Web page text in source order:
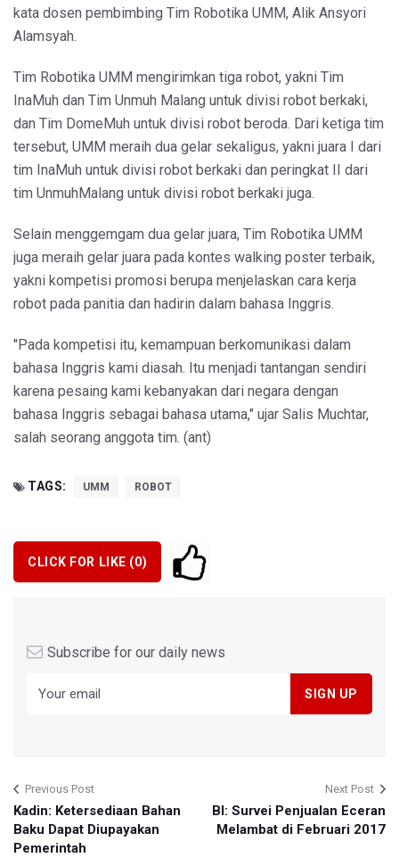
kata dosen pembimbing Tim Robotika UMM, Alik Ansyori
Alamsyah.
Tim Robotika UMM mengirimkan tiga robot, yakni Tim
InaMuh dan Tim Unmuh Malang untuk divisi robot berkaki,
dan Tim DomeMuh untuk divisi robot beroda. Dari ketiga tim
tersebut, UMM meraih dua gelar sekaligus, yakni juara I dari
tim InaMuh untuk divisi robot berkaki dan peringkat II dari
tim UnmuhMalang untuk divisi robot berkaki juga.
Selain menggemgam dua gelar juara, Tim Robotika UMM
juga meraih gelar juara pada kontes walking poster terbaik,
yakni kompetisi promosi berupa menjelaskan cara kerja
robot pada panitia dan hadirin dalam bahasa Inggris.
"Pada kompetisi itu, kemampuan berkomunikasi dalam
bahasa Inggris kami diasah. Itu menjadi tantangan sendiri
karena pesaing kami kebanyakan dari negara dengan
bahasa Inggris sebagai bahasa utama," ujar Salis Muchtar,
salah seorang anggota tim. (ant)
TAGS: UMM ROBOT
CLICK FOR LIKE (0)
Subscribe for our daily news
Previous Post
Kadin: Ketersediaan Bahan
Baku Dapat Diupayakan
Pemerintah
Next Post
BI: Survei Penjualan Eceran
Melambat di Februari 2017